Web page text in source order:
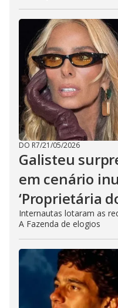
DO R7/21/05/2026
Galisteu
em cenário
‘Proprietária
Internautas lotaram as
A Fazenda de elogios